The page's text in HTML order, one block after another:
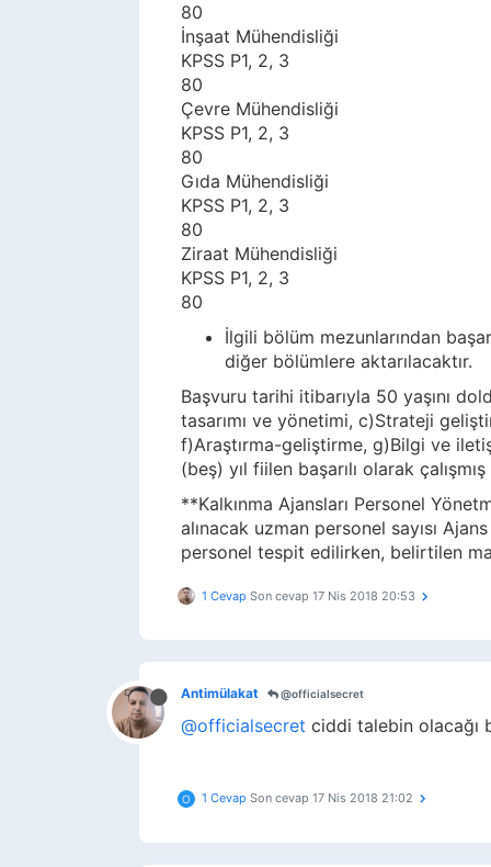
80
İnşaat Mühendisliği
KPSS P1, 2, 3
80
Çevre Mühendisliği
KPSS P1, 2, 3
80
Gıda Mühendisliği
KPSS P1, 2, 3
80
Ziraat Mühendisliği
KPSS P1, 2, 3
80
İlgili bölüm mezunlarından
diğer bölümlere aktarılacaktır.
Başvuru tarihi itibarıyla 50 yaşını
tasarımı ve yönetimi, c)Strateji
f)Araştırma-geliştirme, g)Bilgi ve
(beş) yıl fiilen başarılı olarak
**Kalkınma Ajansları Personel
alınacak uzman personel sayısı
personel tespit edilirken, belirtilen
1 Cevap Son cevap 17 Nis 2018 20:53
Antimülakat @officialsecret
@officialsecret ciddi talebin olacağı
O 1 Cevap Son cevap 17 Nis 2018 21:02